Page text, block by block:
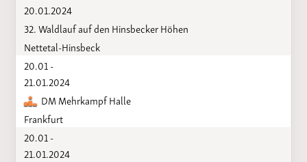
20.01.2024
32. Waldlauf auf den Hinsbecker Höhen
Nettetal-Hinsbeck
20.01 -
21.01.2024
DM Mehrkampf Halle
Frankfurt
20.01 -
21.01.2024